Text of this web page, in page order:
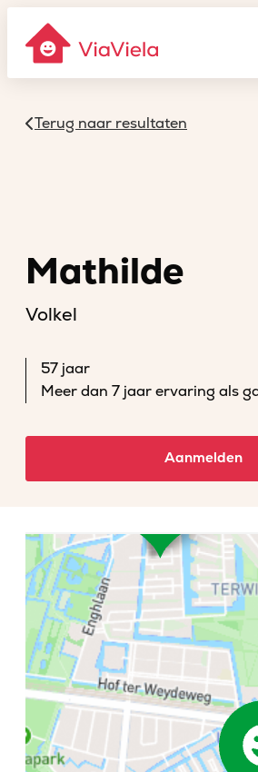
Terug naar resultaten
Mathilde
Volkel
57 jaar
Meer dan 7 jaar ervaring als
Aanmelden